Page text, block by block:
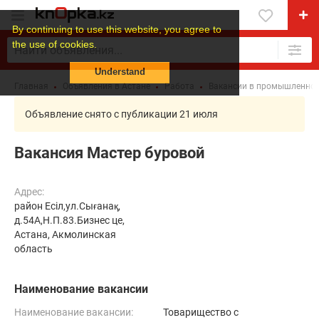
By continuing to use this website, you agree to
the use of cookies.
Understand
Объявления в Астане Работа Вакансии в
Объявление снято с публикации 21 июля
Вакансия Мастер буровой
Адрес:
район Есіл,ул.Сығанақ,
д.54А,Н.П.83.Бизнес це,
Астана, Акмолинская
область
Наименование вакансии
Наименование вакансии:
Товарищество с